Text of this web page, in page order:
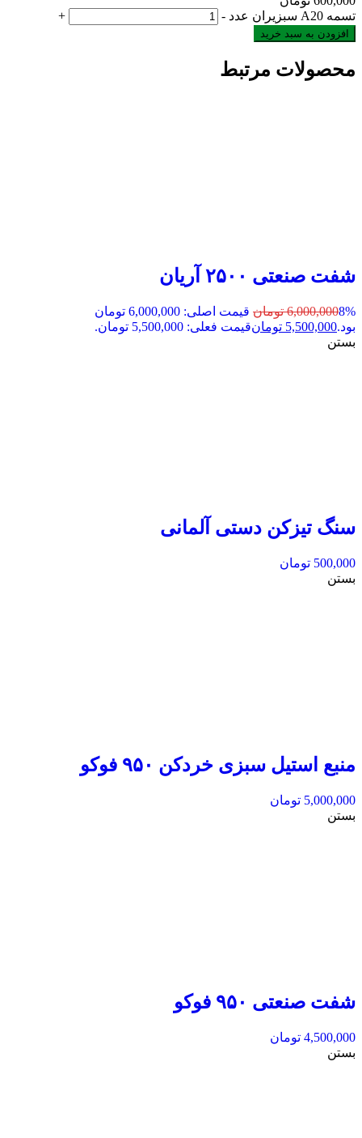
تسمه A20 سبزیران عدد
-
+
افزودن به سبد خرید
محصولات مرتبط
شفت صنعتی ۲۵۰۰ آریان
8%
6,000,000 تومان
قیمت اصلی: 6,000,000 تومان
بود.5,500,000 تومانقیمت فعلی: 5,500,000 تومان.
بستن
سنگ تیزکن دستی آلمانی
500,000 تومان
بستن
منبع استیل سبزی خردکن ۹۵۰ فوکو
5,000,000 تومان
بستن
شفت صنعتی ۹۵۰ فوکو
4,500,000 تومان
بستن